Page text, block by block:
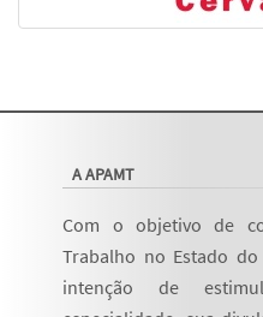
A APAMT
Com o objetivo de
Trabalho no Estado
intenção de